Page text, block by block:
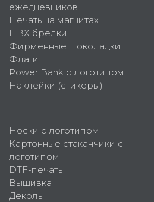
ежедневников
Печать на магнитах
ПВХ брелки
Фирменные шоколадки
Флаги
Power Bank с логотипом
Наклейки (стикеры)
Носки с логотипом
Картонные стаканчики с
логотипом
DTF-печать
Вышивка
Деколь